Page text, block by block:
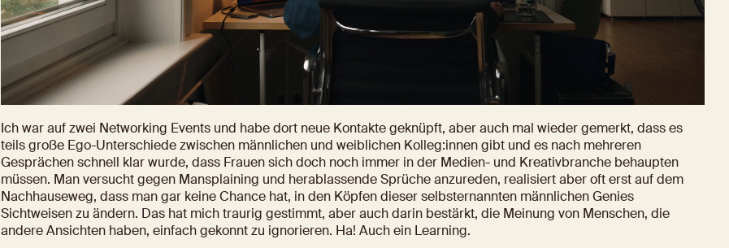
Ich war auf zwei Networking Events und habe dort neue Kontakte geknüpft, aber auch mal wieder gemerkt, dass es
teils große Ego-Unterschiede zwischen männlichen und weiblichen Kolleg:innen gibt und es nach mehreren
Gesprächen schnell klar wurde, dass Frauen sich doch noch immer in der Medien- und Kreativbranche behaupten
müssen. Man versucht gegen Mansplaining und herablassende Sprüche anzureden, realisiert aber oft erst auf dem
Nachhauseweg, dass man gar keine Chance hat, in den Köpfen dieser selbsternannten männlichen Genies
Sichtweisen zu ändern. Das hat mich traurig gestimmt, aber auch darin bestärkt, die Meinung von Menschen, die
andere Ansichten haben, einfach gekonnt zu ignorieren. Ha! Auch ein Learning.